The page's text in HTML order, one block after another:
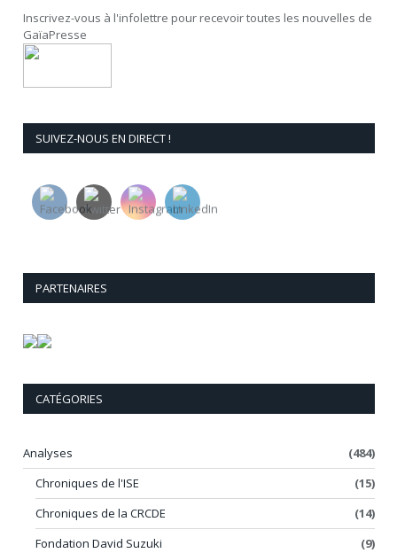
Inscrivez-vous à l'infolettre pour recevoir toutes les nouvelles de
GaïaPresse
SUIVEZ-NOUS EN DIRECT !
PARTENAIRES
CATÉGORIES
Analyses
(484)
Chroniques de l'ISE
(15)
Chroniques de la CRCDE
(14)
Fondation David Suzuki
(9)